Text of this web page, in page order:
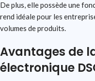
De plus, elle possède une
rend idéale pour les
volumes de produits.
Avantages de
électronique